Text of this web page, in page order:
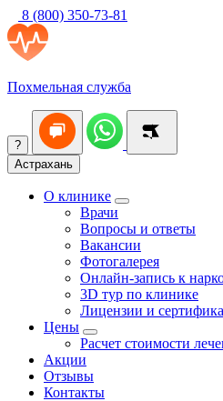
8 (800) 350-73-81
Похмельная служба
?
Астрахань
О клинике
Врачи
Вопросы и ответы
Вакансии
Фотогалерея
Онлайн-запись к
3D тур по клинике
Лицензии и
Цены
Расчет стоимости
Акции
Отзывы
Контакты